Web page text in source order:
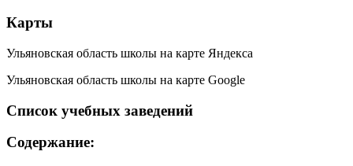
Карты
Ульяновская область школы на карте Яндекса
Ульяновская область школы на карте Google
Список учебных заведений
Содержание: